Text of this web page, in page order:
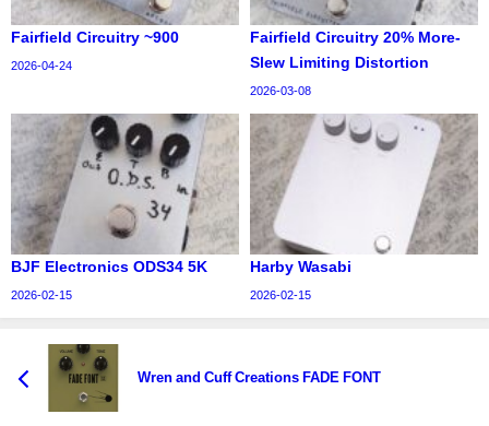
Fairfield Circuitry ~900
2026-04-24
Fairfield Circuitry 20% More-
Slew Limiting Distortion
2026-03-08
BJF Electronics ODS34 5K
2026-02-15
Harby Wasabi
2026-02-15
Wren and Cuff Creations FADE FONT